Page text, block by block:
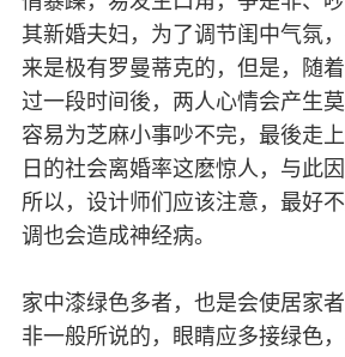
其新婚夫妇，为了调节闺中气氛
来是极有罗曼蒂克的，但是，随着
过一段时间後，两人心情会产生莫
容易为芝麻小事吵不完，最後走
日的社会离婚率这麽惊人，与此
所以，设计师们应该注意，最好
调也会造成神经病。
家中漆绿色多者，也是会使居家
非一般所说的，眼睛应多接绿色